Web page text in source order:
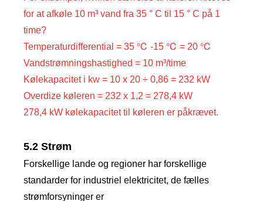
for at afkøle 10 m³ vand fra 35 ° C til 15 ° C på 1
time?
Temperaturdifferential = 35 ℃ -15 ℃ = 20 ℃
Vandstrømningshastighed = 10 m³/time
Kølekapacitet i kw = 10 x 20 ÷ 0,86 = 232 kW
Overdize køleren = 232 x 1,2 = 278,4 kW
278,4 kW kølekapacitet til køleren er påkrævet.
5.2 Strøm
Forskellige lande og regioner har forskellige
standarder for industriel elektricitet, de fælles
strømforsyninger er